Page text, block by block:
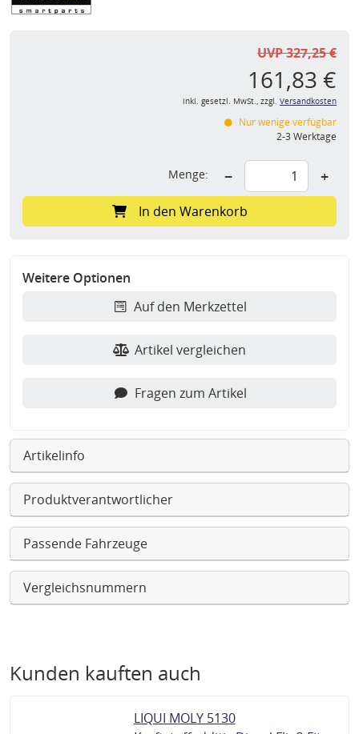
UVP 327,25 €
161,83 €
inkl. gesetzl. MwSt., zzgl. Versandkosten
Nur wenige verfügbar
2-3 Werktage
Menge: − +
In den Warenkorb
Weitere Optionen
Auf den Merkzettel
Artikel vergleichen
Fragen zum Artikel
Artikelinfo
Produktverantwortlicher
Passende Fahrzeuge
Vergleichsnummern
Kunden kauften auch
LIQUI MOLY 5130